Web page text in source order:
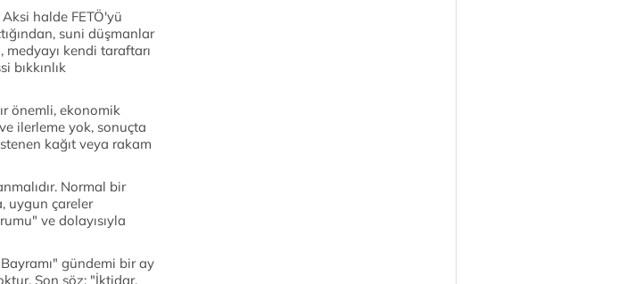
halde FETÖ'yü
suni düşmanlar
kendi taraftarı
bıkkınlık
önemli, ekonomik
ilerleme yok, sonuçta
kağıt veya rakam
Normal bir
uygun çareler
ve dolayısıyla
gündemi bir ay
Son söz; "İktidar,